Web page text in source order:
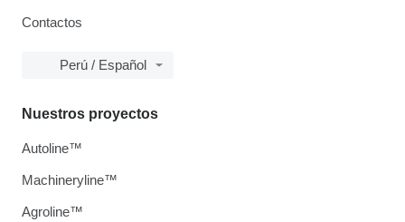
Contactos
Perú / Español
Nuestros proyectos
Autoline™
Machineryline™
Agroline™